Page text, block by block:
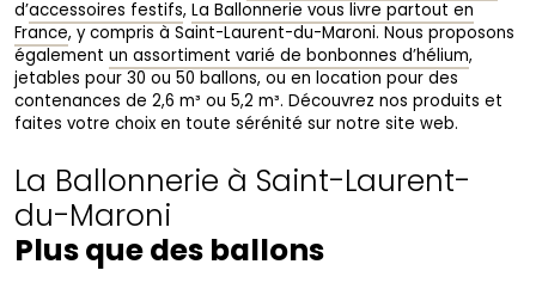
d’accessoires festifs, La Ballonnerie vous livre partout en
France, y compris à Saint-Laurent-du-Maroni. Nous proposons
également un assortiment varié de bonbonnes d’hélium,
jetables pour 30 ou 50 ballons, ou en location pour des
contenances de 2,6 m³ ou 5,2 m³. Découvrez nos produits et
faites votre choix en toute sérénité sur notre site web.
La Ballonnerie à Saint-Laurent-
du-Maroni
Plus que des ballons